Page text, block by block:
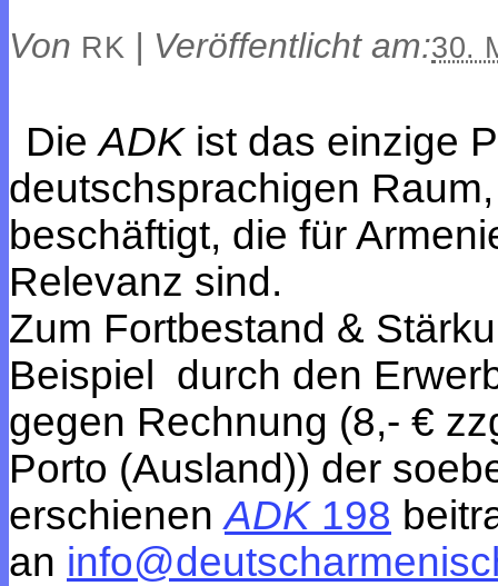
Von RK | Veröffentlicht am:30.
DieADKist das einzige
deutschsprachigen
beschäftigt, die für
Relevanz sind.
Zum Fortbestand &
Beispiel durch den
gegen Rechnung (8,- €
Porto (Ausland)) der
erschienenADK198
an